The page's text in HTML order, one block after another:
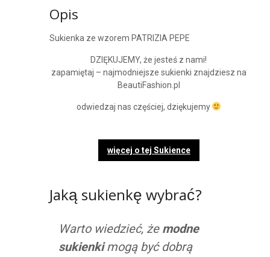
Opis
Sukienka ze wzorem PATRIZIA PEPE
DZIĘKUJEMY, że jesteś z nami!
zapamiętaj – najmodniejsze sukienki znajdziesz na
BeautiFashion.pl
odwiedzaj nas częściej, dziękujemy
więcej o tej Sukience
Jaką sukienkę wybrać?
Warto wiedzieć, że modne
sukienkimogą być dobrą